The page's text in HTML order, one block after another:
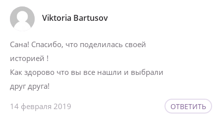
Viktoria Bartusov
Сана! Спасибо, что поделилась своей
историей !
Как здорово что вы все нашли и выбрали
друг друга!
14 февраля 2019 ОТВЕТИТЬ